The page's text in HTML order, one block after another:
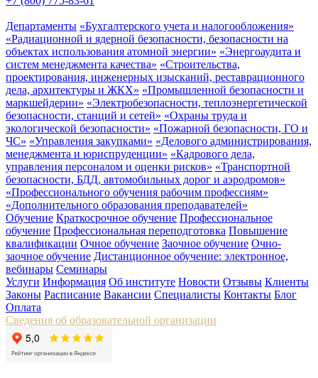
Департаменты «Бухгалтерского учета и налогообложения»
«Радиационной и ядерной безопасности, безопасности на
объектах использования атомной энергии» «Энергоаудита и
систем менеджмента качества» «Строительства,
проектирования, инженерных изысканий, реставрационного
дела, архитектуры и ЖКХ» «Промышленной безопасности и
маркшейдерии» «Электробезопасности, теплоэнергетической
безопасности, станций и сетей» «Охраны труда и
экологической безопасности» «Пожарной безопасности, ГО и
ЧС» «Управления закупками» «Делового администрирования,
менеджмента и юриспруденции» «Кадрового дела,
управления персоналом и оценки рисков» «Транспортной
безопасности, БДД, автомобильных дорог и аэродромов»
«Профессионального обучения рабочим профессиям»
«Дополнительного образования преподавателей»
Обучение Краткосрочное обучение Профессиональное
обучение Профессиональная переподготовка Повышение
квалификации Очное обучение Заочное обучение Очно-
заочное обучение Дистанционное обучение: электронное,
вебинары Семинары
Услуги Информация Об институте Новости Отзывы Клиенты
Законы Расписание Вакансии Специалисты Контакты Блог
Оплата
Сведения об образовательной организации